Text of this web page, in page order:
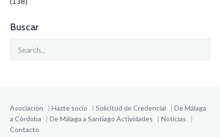
Buscar
Asociación | Hazte socio | Solicitud de Credencial | De Málaga
a Córdoba | De Málaga a Santiago Actividades | Noticias |
Contacto